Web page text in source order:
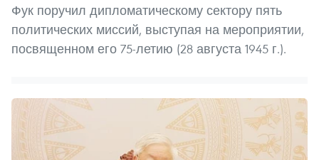
Фук поручил дипломатическому сектору пять
политических миссий, выступая на мероприятии,
посвященном его 75-летию (28 августа 1945 г.).